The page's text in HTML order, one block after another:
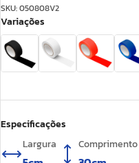
SKU:050808V2
Especificações
Largura
Comprimento